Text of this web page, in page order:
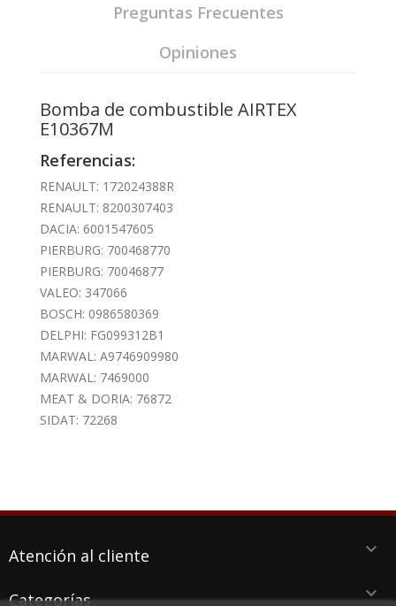
Preguntas Frecuentes
Opiniones
Bomba de combustible AIRTEX
E10367M
Referencias:
RENAULT: 172024388R
RENAULT: 8200307403
DACIA: 6001547605
PIERBURG: 700468770
PIERBURG: 70046877
VALEO: 347066
BOSCH: 0986580369
DELPHI: FG099312B1
MARWAL: A9746909980
MARWAL: 7469000
MEAT & DORIA: 76872
SIDAT: 72268
Atención al cliente keyboard_arrow_down
Categorías keyboard_arrow_down